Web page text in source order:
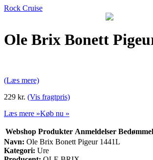
Rock Cruise
Ole Brix Bonett
(Læs mere)
229 kr. (Vis fragtpris)
Læs mere »Køb nu »
Webshop Produkter Anmeldelser
Navn: Ole Brix Bonett Pigeur 1441L
Kategori: Ure